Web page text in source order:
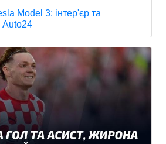
Model 3: інтер'єр та
Auto24